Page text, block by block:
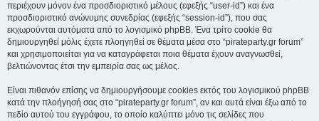
περιέχουν μόνον ένα προσδιοριστικό μέλους (εφεξής “user-id”) και ένα
προσδιοριστικό ανώνυμης συνεδρίας (εφεξής “session-id”), που σας
εκχωρούνται αυτόματα από το λογισμικό phpBB. Ένα τρίτο cookie θα
δημιουργηθεί μόλις έχετε πλοηγηθεί σε θέματα μέσα στο “pirateparty.gr forum”
και χρησιμοποιείται για να καταγράφεται ποια θέματα έχουν αναγνωσθεί,
βελτιώνοντας έτσι την εμπειρία σας ως μέλος.
Είναι πιθανόν επίσης να δημιουργήσουμε cookies εκτός του λογισμικού phpBB
κατά την πλοήγησή σας στο “pirateparty.gr forum”, αν και αυτά είναι έξω από το
πεδίο αυτού του εγγράφου, το οποίο καλύπτει μόνο τις σελίδες που